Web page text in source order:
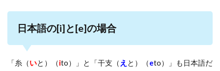
日本語の[i]と[e]の場合
「糸（いと）（ito）」と「干支（ え と）（eto）」も日本語だ